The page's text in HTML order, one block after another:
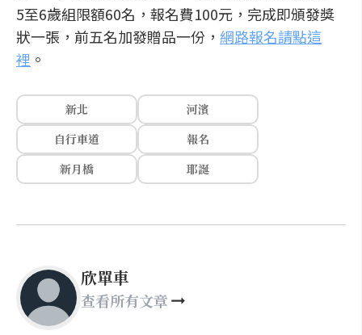
5至6歲組限額60名，報名費100元，完成即頒發獎
狀一張，前五名加發贈品一份， 網路報名請點這
裡 。
新北
河濱
自行車道
報名
新月橋
耶誕
欣單車
查看所有文章